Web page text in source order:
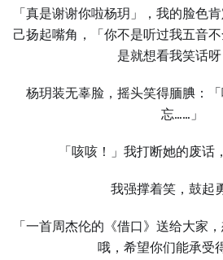
「真是谢谢你啦杨玥」，我的脸色
己扬起嘴角，「你不是听过我五音
是就想看我笑话呀
杨玥装无辜脸，摇头笑得腼腆：
忘……」
「咳咳！」我打断她的废话
我强撑着笑，鼓起
「一首周杰伦的《借口》送给大家
哦，希望你们能承受